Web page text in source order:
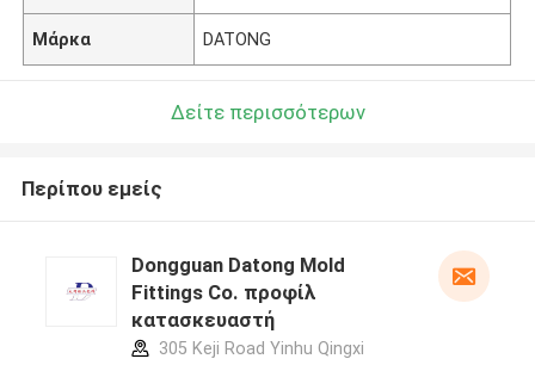
Μάρκα DATONG
Δείτε περισσότερων
Περίπου εμείς
Dongguan Datong Mold
Fittings Co. προφίλ
κατασκευαστή
305 Keji Road Yinhu Qingxi